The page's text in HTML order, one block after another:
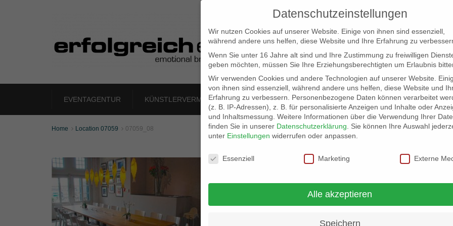
EVENTAGENTUR KÜNSTLERVERMITTLUNG LOCATION SCOUT ELB-LOCATION: PANORAMA
Home  Location 07059  07059_08
Datenschutzeinstellungen
Wir nutzen Cookies auf unserer Website. Einige von ihnen sind essenziell,
während andere uns helfen, diese Website und Ihre Erfahrung zu
Wenn Sie unter 16 Jahre alt sind und Ihre Zustimmung zu freiwilligen
geben möchten, müssen Sie Ihre Erziehungsberechtigten um Erlaubnis
Wir verwenden Cookies und andere Technologien auf unserer Website.
von ihnen sind essenziell, während andere uns helfen, diese Website und
Erfahrung zu verbessern.
Personenbezogene Daten können verarbeitet
(z. B. IP-Adressen), z. B. für personalisierte Anzeigen und Inhalte oder
und Inhaltsmessung. Weitere Informationen über die Verwendung Ihrer
finden Sie in unserer Datenschutzerklärung
Sie können Ihre Auswahl
unter Einstellungen widerrufen oder anpassen.
Datenschutzeinstellungen
Essenziell Marketing Externe
Alle akzeptieren
Speichern